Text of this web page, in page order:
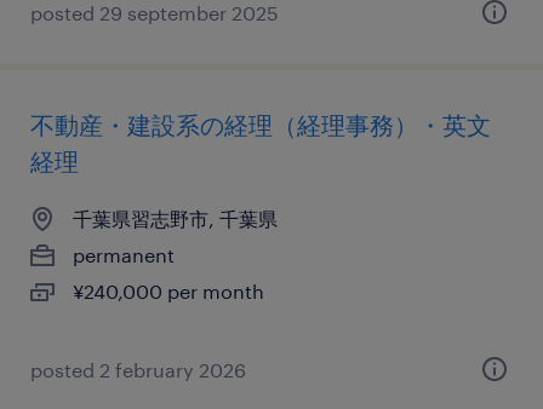
posted 29 september 2025
不動産・建設系の経理（経理事務）・英文
経理
千葉県習志野市, 千葉県
permanent
¥240,000 per month
posted 2 february 2026